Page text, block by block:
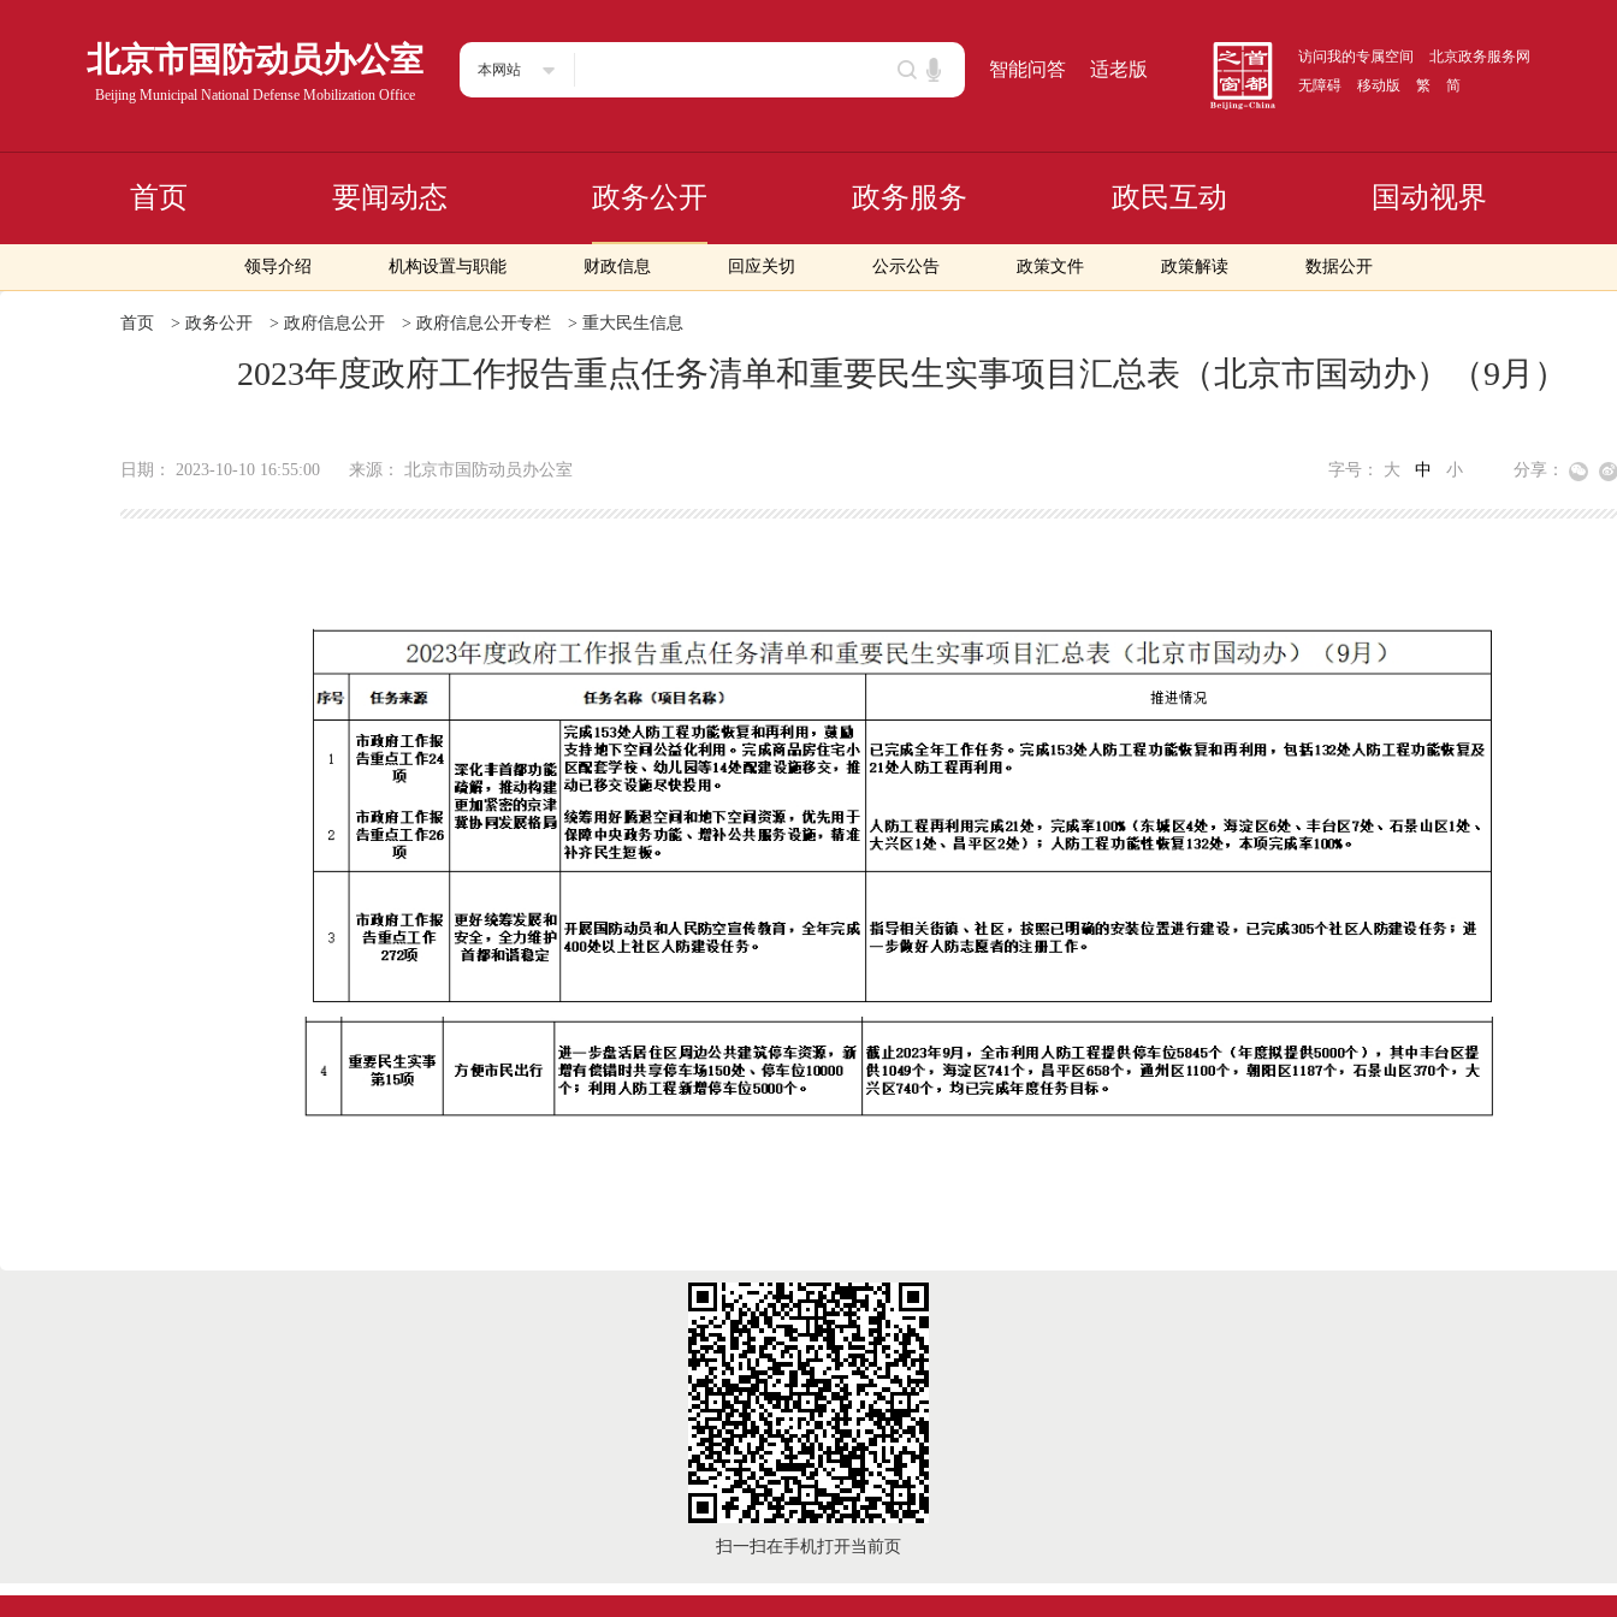
北京市国防动员办公室
Beijing Municipal National Defense Mobilization Office
本网站 智能问答 适老版
访问我的专属空间
北京政务服务网
无障碍
移动版 繁 简
首页 要闻动态 政务公开
领导介绍 机构设置与职能 财政信息 回应关切 公示公告 政策文件 政策解读 数据公开
政务服务 政民互动 国动视界
首页 > 政务公开 > 政府信息公开 > 政府信息公开专栏 > 重大民生信息
2023年度政府工作报告重点任务清单和重要民生实事项目汇总表（北京市国动办）（9月）
日期： 2023-10-10 16:55:00 来源： 北京市国防动员办公室 字号： 大 中 小 分享：
扫一扫在手机打开当前页